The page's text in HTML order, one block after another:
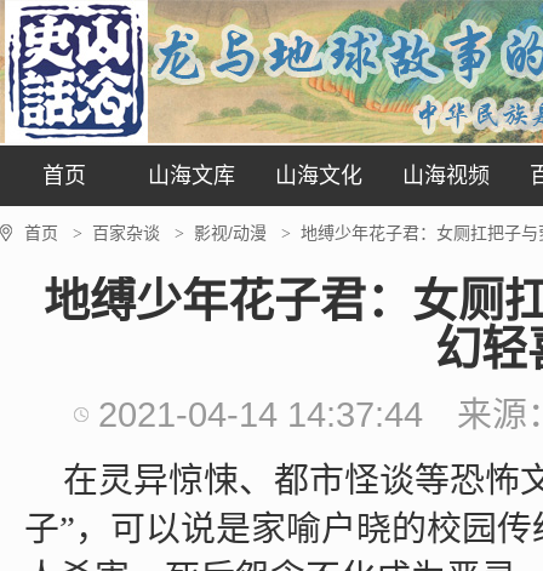
首页 山海文库 山海文化 山海视频
首页 > 百家杂谈 > 影视/动漫 > 地缚少年花子君：女厕扛把子
地缚少年花子君：女厕
幻轻
2021-04-14 14:37:44
来源
在灵异惊悚、都市怪谈等恐怖
子”，可以说是家喻户晓的校园